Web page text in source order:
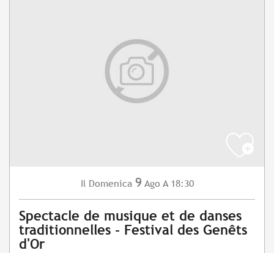
Il Domenica 9 Ago A 18:30
Spectacle de musique et de danses
traditionnelles - Festival des Genêts
d'Or